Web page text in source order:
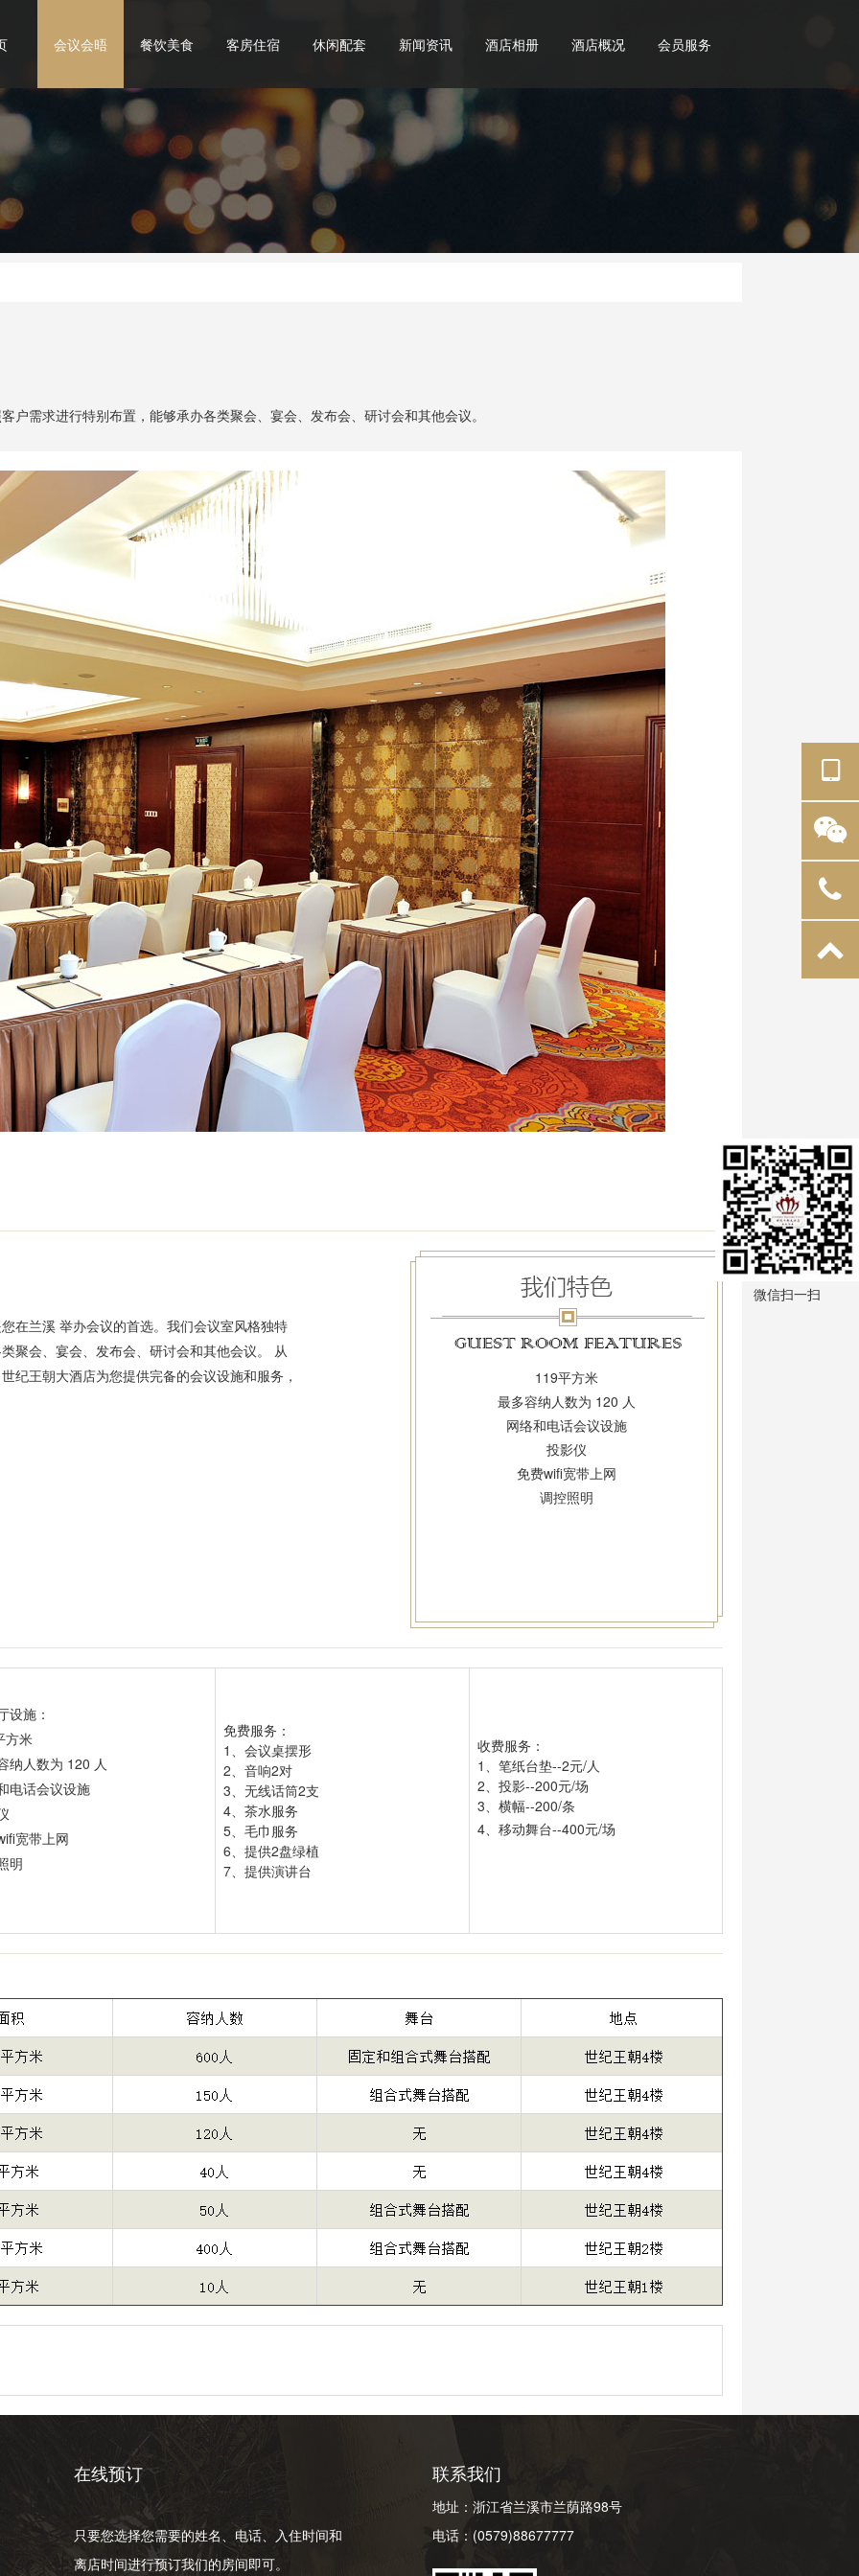
会议会晤 餐饮美食 客房住宿 休闲配套 新闻资讯 酒店相册 酒店概况 会员服务
户需求进行特别布置，能够承办各类聚会、宴会、发布会、研讨会和其他会议。
兰溪 举办会议的首选。我们会议室风格独特
聚会、宴会、发布会、研讨会和其他会议。 从
纪王朝大酒店为您提供完备的会议设施和服务，
119平方米
最多容纳人数为 120 人
网络和电话会议设施
投影仪
免费wifi宽带上网
调控照明
设施：
方米
纳人数为 120 人
电话会议设施
宽带上网
明
免费服务：
1、会议桌摆形
2、音响2对
3、无线话筒2支
4、茶水服务
5、毛巾服务
6、提供2盘绿植
7、提供演讲台
收费服务：
1、笔纸台垫--2元/人
2、投影--200元/场
3、横幅--200/条
4、移动舞台--400元/场
在线预订
只要您选择您需要的姓名、电话、入住时间和
离店时间进行预订我们的房间即可。
联系我们
地址：浙江省兰溪市兰荫路98号
电话：(0579)88677777
微信扫一扫